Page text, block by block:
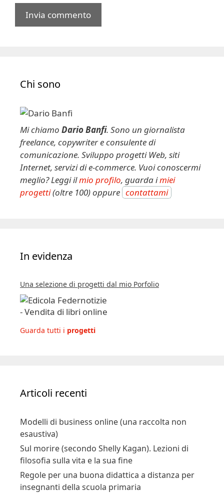
v
Chi sono
Mi chiamo Dario Banfi. Sono un giornalista
freelance, copywriter e consulente di
comunicazione. Sviluppo progetti Web, siti
Internet, servizi di e-commerce. Vuoi conoscermi
meglio? Leggi ilmio profilo, guarda imiei
progetti(oltre 100) oppure contattami
In evidenza
Una selezione di progetti dal mio Porfolio
Guarda tutti i progetti
Articoli recenti
Modelli di business online (una raccolta non
esaustiva)
Sul morire (secondo Shelly Kagan). Lezioni di
filosofia sulla vita e la sua fine
Regole per una buona didattica a distanza per
insegnanti della scuola primaria